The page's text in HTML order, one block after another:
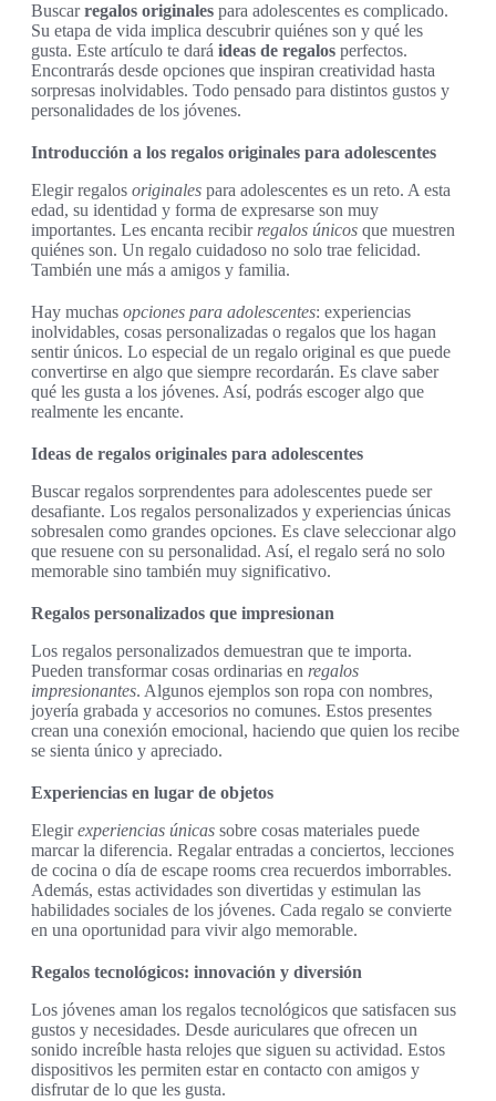
Buscarregalos originales para adolescentes es complicado.
Su etapa de vida implica descubrir quiénes son y qué les
gusta. Este artículo te dará ideas de regalos perfectos.
Encontrarás desde opciones que inspiran creatividad hasta
sorpresas inolvidables. Todo pensado para distintos gustos y
personalidades de los jóvenes.
Introducción a los regalos originales para adolescentes
Elegir regalos originales para adolescentes es un reto. A esta
edad, su identidad y forma de expresarse son muy
importantes. Les encanta recibir regalos únicos que muestren
quiénes son. Un regalo cuidadoso no solo trae felicidad.
También une más a amigos y familia.
Hay muchas opciones para adolescentes: experiencias
inolvidables, cosas personalizadas o regalos que los hagan
sentir únicos. Lo especial de un regalo original es que puede
convertirse en algo que siempre recordarán. Es clave saber
qué les gusta a los jóvenes. Así, podrás escoger algo que
realmente les encante.
Ideas de regalos originales para adolescentes
Buscar regalos sorprendentes para adolescentes puede ser
desafiante. Los regalos personalizados y experiencias únicas
sobresalen como grandes opciones. Es clave seleccionar algo
que resuene con su personalidad. Así, el regalo será no solo
memorable sino también muy significativo.
Regalos personalizados que impresionan
Los regalos personalizados demuestran que te importa.
Pueden transformar cosas ordinarias en regalos
impresionantes. Algunos ejemplos son ropa con nombres,
joyería grabada y accesorios no comunes. Estos presentes
crean una conexión emocional, haciendo que quien los recibe
se sienta único y apreciado.
Experiencias en lugar de objetos
Elegirexperiencias únicas sobre cosas materiales puede
marcar la diferencia. Regalar entradas a conciertos, lecciones
de cocina o día de escape rooms crea recuerdos imborrables.
Además, estas actividades son divertidas y estimulan las
habilidades sociales de los jóvenes. Cada regalo se convierte
en una oportunidad para vivir algo memorable.
Regalos tecnológicos: innovación y diversión
Los jóvenes aman los regalos tecnológicos que satisfacen sus
gustos y necesidades. Desde auriculares que ofrecen un
sonido increíble hasta relojes que siguen su actividad. Estos
dispositivos les permiten estar en contacto con amigos y
disfrutar de lo que les gusta.